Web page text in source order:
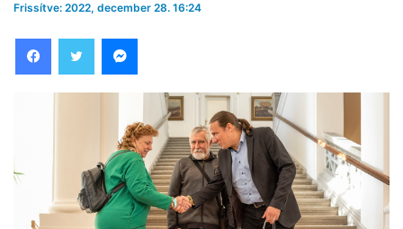
Frissítve: 2022, december 28. 16:24